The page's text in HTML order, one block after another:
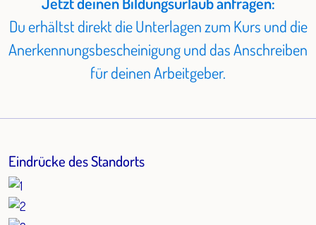
Du erhältst direkt die Unterlagen zum Kurs und die
Anerkennungsbescheinigung und das Anschreiben
für deinen Arbeitgeber.
Eindrücke des Standorts